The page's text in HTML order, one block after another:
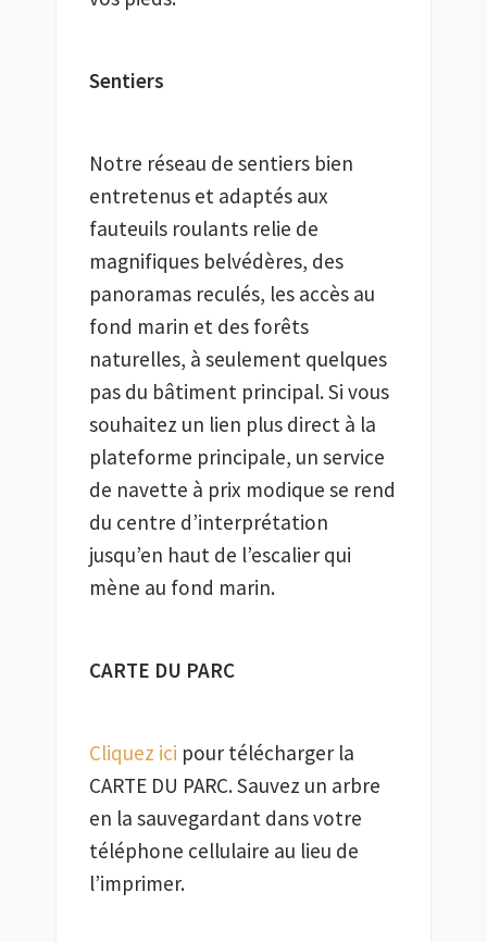
Sentiers
Notre réseau de sentiers bien
entretenus et adaptés aux
fauteuils roulants relie de
magnifiques belvédères, des
panoramas reculés, les accès au
fond marin et des forêts
naturelles, à seulement quelques
pas du bâtiment principal. Si vous
souhaitez un lien plus direct à la
plateforme principale, un service
de navette à prix modique se rend
du centre d’interprétation
jusqu’en haut de l’escalier qui
mène au fond marin.
CARTE DU PARC
Cliquez ici pour télécharger la
CARTE DU PARC. Sauvez un arbre
en la sauvegardant dans votre
téléphone cellulaire au lieu de
l’imprimer.